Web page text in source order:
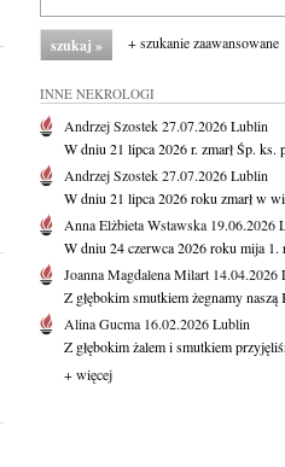
+ szukanie zaawansowane
INNE NEKROLOGI
Andrzej Szostek27.07.2026Lublin
W dniu 21 lipca 2026 r. zmarł Śp. ks.
Andrzej Szostek27.07.2026Lublin
W dniu 21 lipca 2026 roku zmarł w
Anna Elżbieta Wstawska 19.06.2026
W dniu 24 czerwca 2026 roku mija 1.
Joanna Magdalena Milart 14.04.2026
Z głębokim smutkiem żegnamy naszą
Alina Gucma 16.02.2026Lublin
Z głębokim żalem i smutkiem
+ więcej